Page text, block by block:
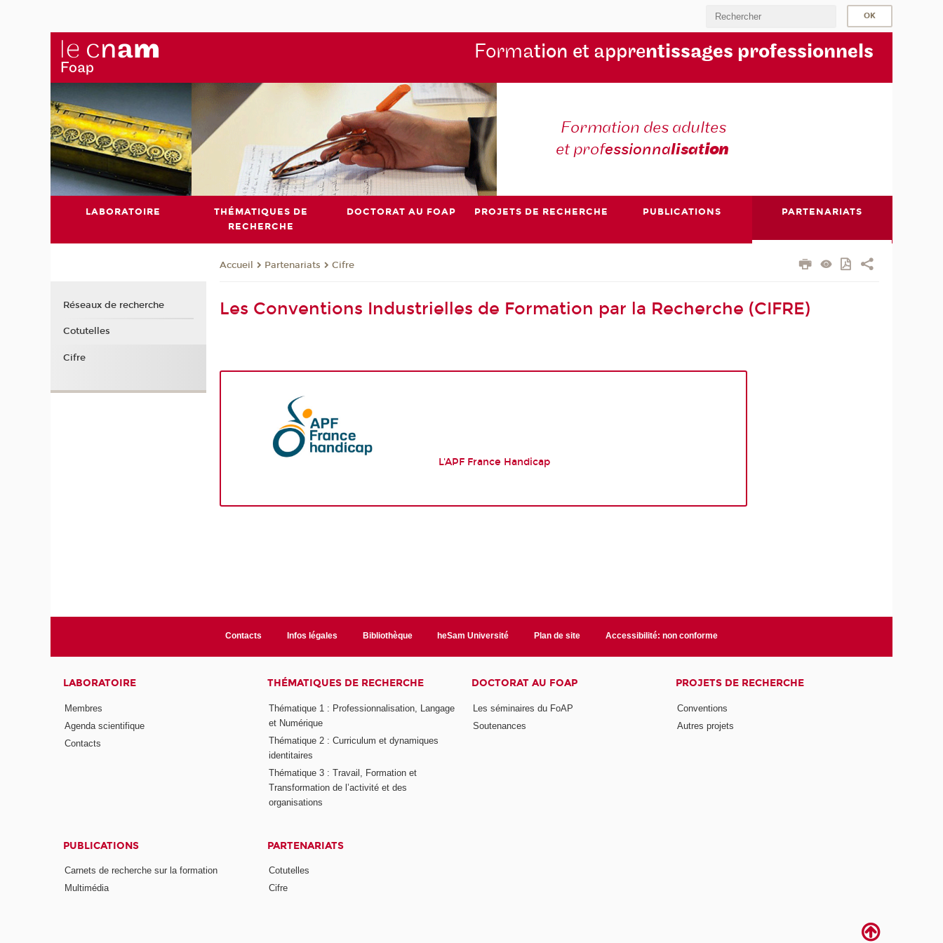
Formation et apprentissages professionnels
Formation des adultes
et professionnalisation
LABORATOIRE
THÉMATIQUES DE
RECHERCHE
DOCTORAT AU FOAP PROJETS DE RECHERCHE PUBLICATIONS PARTENARIATS
Accueil Partenariats Cifre
Les Conventions Industrielles de Formation par la Recherche (CIFRE)
L'APF France Handicap
Réseaux de recherche
Cotutelles
Cifre
Contacts Infos légales Bibliothèque heSam Université Plan de site Accessibilité: non conforme
LABORATOIRE
Membres
Agenda scientifique
Contacts
THÉMATIQUES DE RECHERCHE
Thématique 1 : Professionnalisation, Langage
et Numérique
Thématique 2 : Curriculum et dynamiques
identitaires
Thématique 3 : Travail, Formation et
Transformation de l’activité et des
organisations
DOCTORAT AU FOAP
Les séminaires du FoAP
Soutenances
PROJETS DE RECHERCHE
Conventions
Autres projets
PUBLICATIONS
Carnets de recherche sur la formation
Multimédia
PARTENARIATS
Cotutelles
Cifre